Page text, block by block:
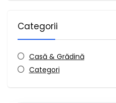
Categorii
Casă & Grădină
Categori